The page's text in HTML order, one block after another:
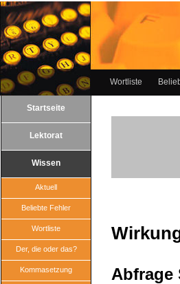
Wortliste
Startseite
Lektorat
Wissen
Aktuell
Beliebte Fehler
Wortliste
Der, die oder das?
Kommasetzung Abfrage